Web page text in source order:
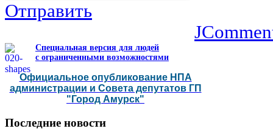
Отправить
Специальная версия для людей
с ограниченными возможностями
Официальное опубликование НПА
администрации и Совета депутатов ГП
"Город Амурск"
Последние новости